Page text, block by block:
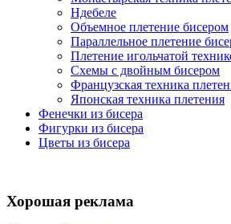
Ндебеле
Объемное плетение бисером
Параллельное плетение
Плетение игольчатой
Схемы с двойным бисером
Французская техника
Японская техника плетения
Фенечки из бисера
Фигурки из бисера
Цветы из бисера
Хорошая реклама